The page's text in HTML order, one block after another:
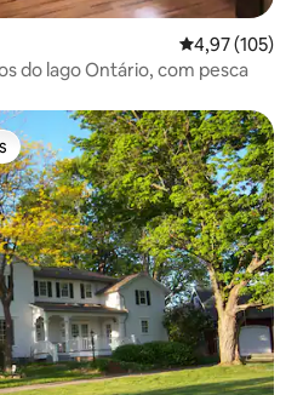
4,97 de uma
4,97 (105)
do lago Ontário, com pesca
dos hóspedes